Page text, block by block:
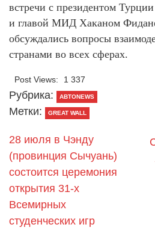
встречи с президентом
и главой МИД Хаканом
обсуждались вопросы
странами во всех сферах.
Post Views: 1 337
Рубрика: АВТОNEWS
Метки: GREAT WALL
28 июля в Чэнду
(провинция Сычуань)
состоится церемония
открытия 31-х
Всемирных
студенческих игр